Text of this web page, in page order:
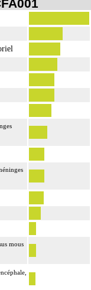
mous